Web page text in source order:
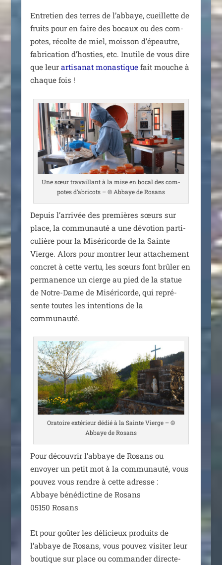
Entretien des terres de l’abbaye, cueillette de
fruits pour en faire des bocaux ou des com­
potes, récolte de miel, mois­son d’épeautre,
fabri­ca­tion d’hosties, etc. Inutile de vous dire
que leur arti­sa­nat monas­tiquefait mouche à
chaque fois !
Une sœur tra­vaillant à la mise en bocal des com­
potes d’abricots – © Abbaye de Rosans
Depuis l’arrivée des pre­mières sœurs sur
place, la com­mu­nau­té a une dévo­tion par­ti­
cu­lière pour la Miséricorde de la Sainte
Vierge. Alors pour mon­trer leur atta­che­ment
concret à cette ver­tu, les sœurs font brû­ler en
per­ma­nence un cierge au pied de la sta­tue
de Notre-Dame de Miséricorde, qui repré­
sente toutes les inten­tions de la
communauté.
Oratoire exté­rieur dédié à la Sainte Vierge – ©
Abbaye de Rosans
Pour décou­vrir l’abbaye de Rosans ou
envoyer un petit mot à la com­mu­nau­té, vous
pou­vez vous rendre à cette adresse :
Abbaye béné­dic­tine de Rosans
05150 Rosans
Et pour goû­ter les déli­cieux pro­duits de
l’abbaye de Rosans, vous pou­vez visi­ter leur
bou­tique sur place ou com­man­der direc­te­